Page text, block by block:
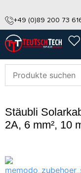
+49 (0)89 200 73
Stäubli
2A, 6 mm², 10